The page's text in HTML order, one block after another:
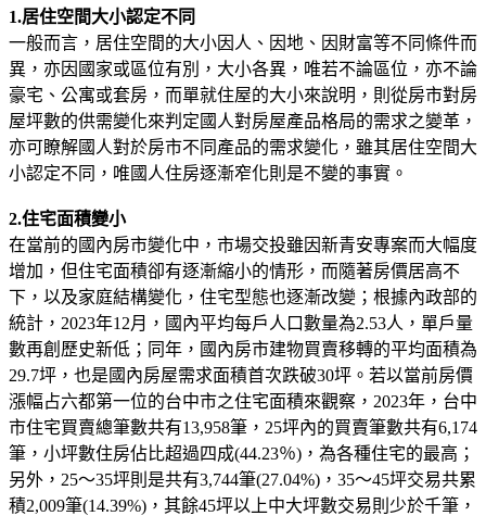
1.居住空間大小認定不同
一般而言，居住空間的大小因人、因地、因財富等不同條件而
異，亦因國家或區位有別，大小各異，唯若不論區位，亦不論
豪宅、公寓或套房，而單就住屋的大小來說明，則從房市對房
屋坪數的供需變化來判定國人對房屋產品格局的需求之變革，
亦可瞭解國人對於房市不同產品的需求變化，雖其居住空間大
小認定不同，唯國人住房逐漸窄化則是不變的事實。
2.住宅面積變小
在當前的國內房市變化中，市場交投雖因新青安專案而大幅度
增加，但住宅面積卻有逐漸縮小的情形，而隨著房價居高不
下，以及家庭結構變化，住宅型態也逐漸改變；根據內政部的
統計，2023年12月，國內平均每戶人口數量為2.53人，單戶量
數再創歷史新低；同年，國內房市建物買賣移轉的平均面積為
29.7坪，也是國內房屋需求面積首次跌破30坪。若以當前房價
漲幅占六都第一位的台中市之住宅面積來觀察，2023年，台中
市住宅買賣總筆數共有13,958筆，25坪內的買賣筆數共有6,174
筆，小坪數住房佔比超過四成(44.23％)，為各種住宅的最高；
另外，25～35坪則是共有3,744筆(27.04%)，35～45坪交易共累
積2,009筆(14.39%)，其餘45坪以上中大坪數交易則少於千筆，